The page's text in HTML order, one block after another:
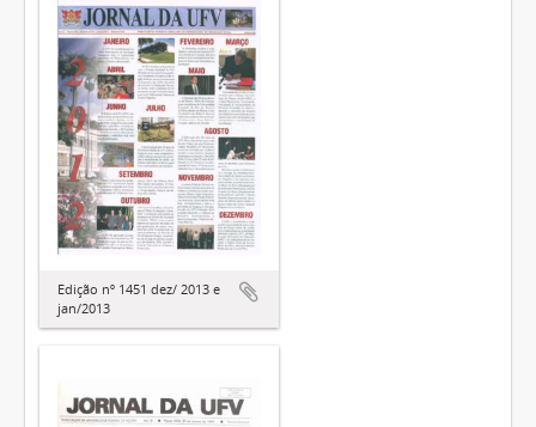
Edição nº 1451 dez/ 2013 e
jan/2013